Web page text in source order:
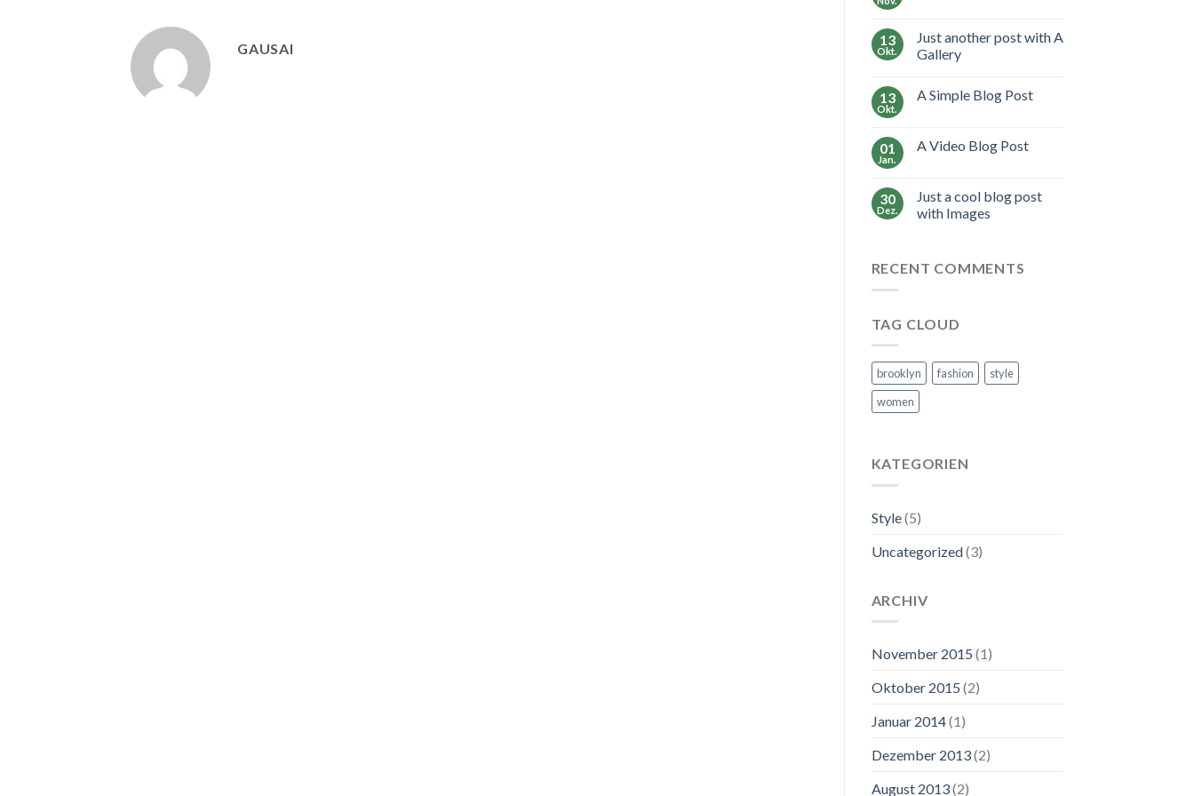
GAUSAI
13
Okt.
Just another post with A
Gallery
13
Okt.
A Simple Blog Post
01
Jan.
A Video Blog Post
30
Dez.
Just a cool blog post
with Images
RECENT COMMENTS
TAG CLOUD
brooklyn fashion
style
women
KATEGORIEN
Style(5)
Uncategorized(3)
ARCHIV
November 2015 (1)
Oktober 2015 (2)
Januar 2014(1)
Dezember 2013(2)
August 2013(2)